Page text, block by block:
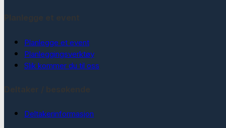
Planlegge et event
Planleggingsverktøy
Slik kommer du til oss
Deltakerinformasjon